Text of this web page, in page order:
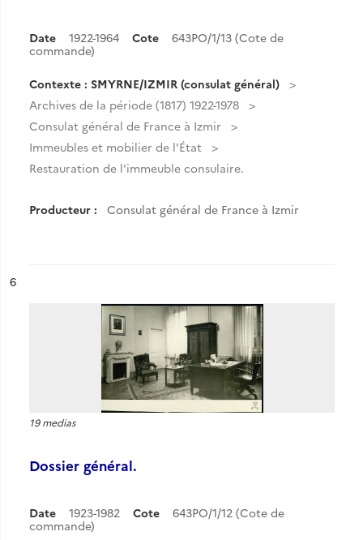
Date 1922-1964 Cote
643PO/1/13 (Cote de
commande)
Contexte : SMYRNE/IZMIR (consulat général)
Archives de la période (1817) 1922-1978
Consulat général de France à Izmir
Immeubles et mobilier de l'État
Restauration de l'immeuble consulaire.
Producteur : Consulat général de France à Izmir
n°
6
19 medias
Dossier général.
Date 1923-1982 Cote
643PO/1/12 (Cote de
commande)